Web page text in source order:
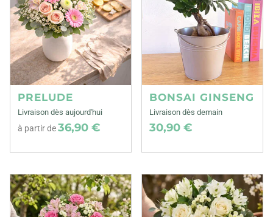
PRELUDE
Livraison dès aujourd'hui
à partir de36,90 €
BONSAI GINSENG
Livraison dès demain
30,90 €